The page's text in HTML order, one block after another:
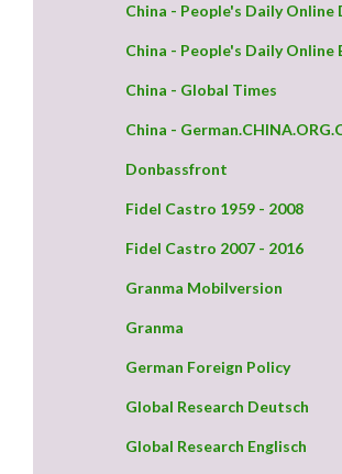
China - People's Daily Online
China - People's Daily Online
China - Global Times
China -
Donbassfront
Fidel Castro 1959 - 2008
Fidel Castro 2007 - 2016
Granma Mobilversion
Granma
German Foreign Policy
Global Research Deutsch
Global Research Englisch